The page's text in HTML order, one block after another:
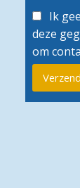
Ik
deze
om